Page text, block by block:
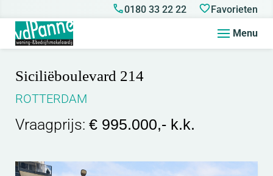
0180 33 22 22 Favorieten
Menu
Siciliëboulevard 214
ROTTERDAM
Vraagprijs: € 995.000,- k.k.